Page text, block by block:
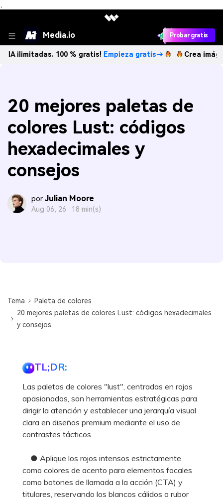
、
Media.io Probar gratis
100 % gratis!Empieza gratis→ Crea imágenes IA
20 mejores paletas de
colores Lust: códigos
hexadecimales y
consejos
por Julian Moore
Aug 06, 26 · 18 min(s)
Tema
Paleta de colores
20 mejores paletas de colores Lust: códigos hexadecimales
y consejos
TL;DR:
Las paletas de colores "lust", centradas en rojos
apasionados, son herramientas estratégicas para
dirigir la atención y establecer una jerarquía visual
clara en diseños premium mediante el uso de
contrastes tácticos.
● Aplique los rojos intensos estrictamente
como colores de acento para elementos focales
como botones de llamada a la acción (CTA) y
titulares, reservando los blancos cálidos o rubor